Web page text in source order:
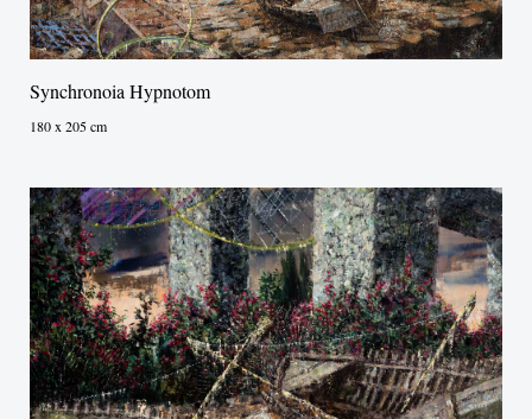
Synchronoia Hypnotom
180 x 205 cm